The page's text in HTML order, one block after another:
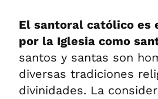
El santoral católico es
por la Iglesia como
santos y santas son
diversas tradiciones
divinidades. La